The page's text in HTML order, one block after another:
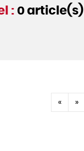
: 0 article(s)
« »